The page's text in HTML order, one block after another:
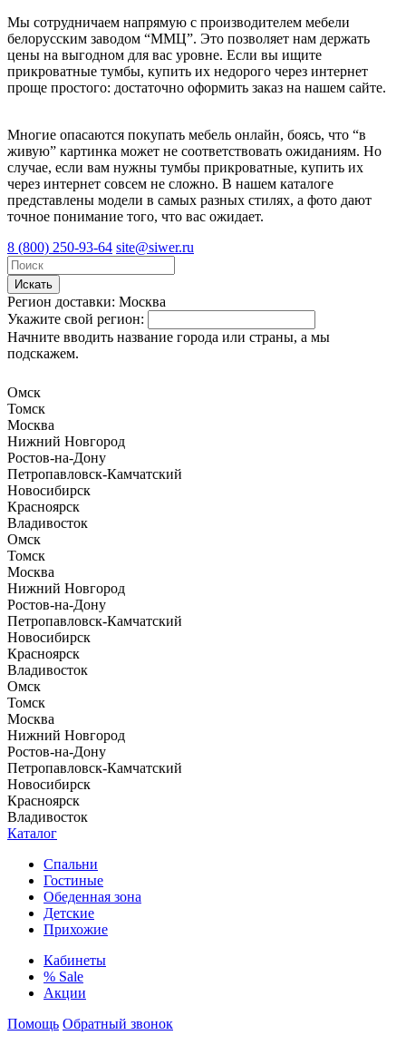
Мы сотрудничаем напрямую с производителем мебели
белорусским заводом “ММЦ”. Это позволяет нам держать
цены на выгодном для вас уровне. Если вы ищите
прикроватные тумбы, купить их недорого через интернет
проще простого: достаточно оформить заказ на нашем сайте.
Многие опасаются покупать мебель онлайн, боясь, что “в
живую” картинка может не соответствовать ожиданиям. Но
случае, если вам нужны тумбы прикроватные, купить их
через интернет совсем не сложно. В нашем каталоге
представлены модели в самых разных стилях, а фото дают
точное понимание того, что вас ожидает.
8 (800) 250-93-64 site@siwer.ru
Искать
Регион доставки: Москва
Укажите свой регион:
Начните вводить название города или страны, а мы
подскажем.
Омск
Томск
Москва
Нижний Новгород
Ростов-на-Дону
Петропавловск-Камчатский
Новосибирск
Красноярск
Владивосток
Омск
Томск
Москва
Нижний Новгород
Ростов-на-Дону
Петропавловск-Камчатский
Новосибирск
Красноярск
Владивосток
Омск
Томск
Москва
Нижний Новгород
Ростов-на-Дону
Петропавловск-Камчатский
Новосибирск
Красноярск
Владивосток
Каталог
Спальни
Гостиные
Обеденная зона
Детские
Прихожие
Кабинеты
% Sale
Акции
Помощь Обратный звонок